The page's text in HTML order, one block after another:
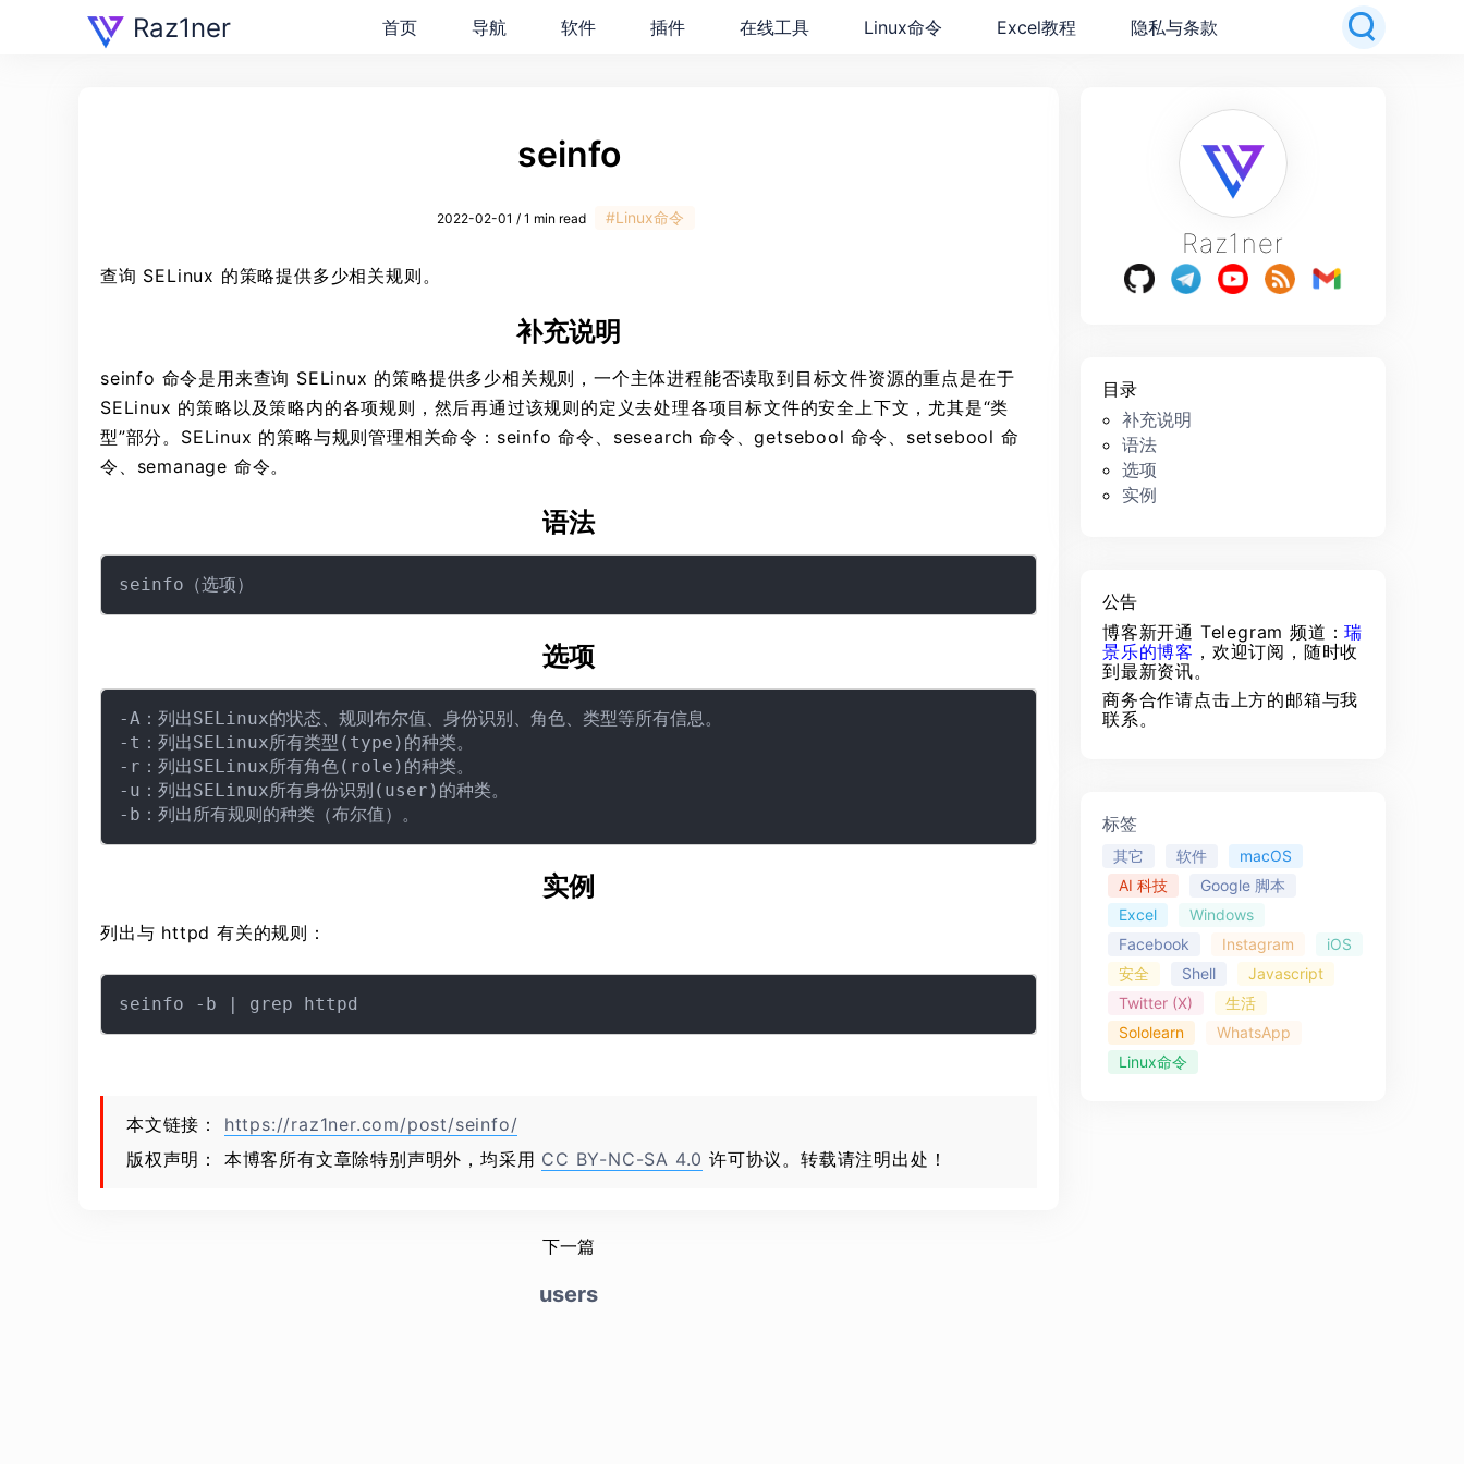
Raz1ner 首页 导航 软件 插件 在线工具 Linux命令 Excel教程 隐私与条款
seinfo
2022-02-01 / 1 min read #Linux命令
查询 SELinux 的策略提供多少相关规则。
补充说明
seinfo 命令是用来查询 SELinux 的策略提供多少相关规则，一个主体进程能否读取到目标文件资源的重点是在于
SELinux 的策略以及策略内的各项规则，然后再通过该规则的定义去处理各项目标文件的安全上下文，尤其是“类
型”部分。SELinux 的策略与规则管理相关命令：seinfo 命令、sesearch 命令、getsebool 命令、setsebool 命
令、semanage 命令。
语法
选项
-A：列出SELinux的状态、规则布尔值、身份识别、角色、类型等所有信息。
-t：列出SELinux所有类型(type)的种类。
-r：列出SELinux所有角色(role)的种类。
-u：列出SELinux所有身份识别(user)的种类。
实例
列出与 httpd 有关的规则：
本文链接： https://raz1ner.com/post/seinfo/
版权声明： 本博客所有文章除特别声明外，均采用 CC BY-NC-SA 4.0 许可协议。转载请注明出处！
下一篇
users
Raz1ner
目录
补充说明
语法
选项
实例
公告
博客新开通 Telegram 频道：瑞
景乐的博客 ，欢迎订阅，随时收
到最新资讯。
商务合作请点击上方的邮箱与我
联系。
标签
其它 软件
macOS
AI 科技
Google 脚本
Excel
Windows
Facebook
Instagram
iOS
安全
Shell
Javascript
Twitter (X)
生活
Sololearn
WhatsApp
Linux命令